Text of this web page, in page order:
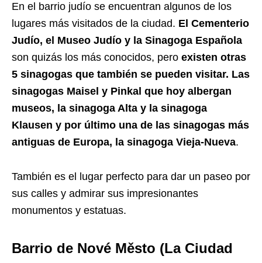
En el barrio judío se encuentran algunos de los
lugares más visitados de la ciudad. El Cementerio
Judío, el Museo Judío y la Sinagoga Española
son quizás los más conocidos, pero existen otras
5 sinagogas que también se pueden visitar. Las
sinagogas Maisel y Pinkal que hoy albergan
museos, la sinagoga Alta y la sinagoga
Klausen y por último una de las sinagogas más
antiguas de Europa, la sinagoga Vieja-Nueva.
También es el lugar perfecto para dar un paseo por
sus calles y admirar sus impresionantes
monumentos y estatuas.
Barrio de Nové Město (La Ciudad